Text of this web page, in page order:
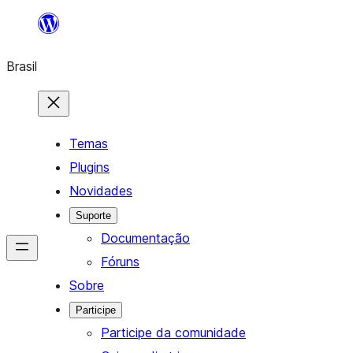
o
conteúdo
Brasil
Temas
Plugins
Novidades
Suporte
Documentação
Fóruns
Sobre
Participe
Participe da comunidade